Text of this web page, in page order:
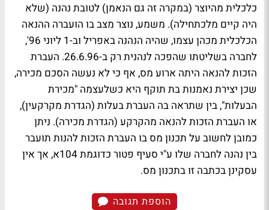
כלכלית מהיוצר (במקרה זה גם הנאמן) לטובת נהנה (שלא
היה קיים מלכתחילה). משמע, נוצר מצב בו הועברה ההנאה
הכלכלית מכהן עצמו, שהיה הנהנה באפריל וב-1 ליוני 96',
לחברה בשליטתו שהפכה לנהנית רק ב-26.6.96. העברת
הזכות להנאה היתה ארוע מס, אף כי לא נעשה הסכם מכירה,
שכן יצירת נאמנות בת תוקף היא כשלעצמה "מכירת
הבעלות", בין שתראה בה העברת בעלות (הגדרת מקרקעין),
או העברת הזכות להנאה מהקרקע (הגדרת מכירה). ניתן
כמובן לחשוב על תכנון מס בו העברת הזכות להנות תועבר
בין נהנה לחברה שלו ע"י סעיף פטור כדוגמת 104א, אך אין
עסקינן בכתבה זו בתכנון מס.
הוספת תגובה